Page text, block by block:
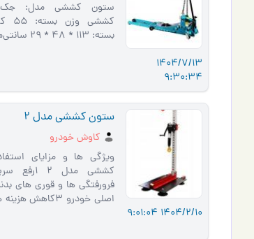
1404/7/13
9:30:34
ستون کششی مدل: جک
بسته: ۱۱۳ * ۴۸ * ۲۹ سانتی‌متر
1404/2/10 9:01:04
ستون کششی مدل 2
کاوش خودرو
ویژگی ها و مزایای
کششی مدل
اصلی خودرو 3کاهش